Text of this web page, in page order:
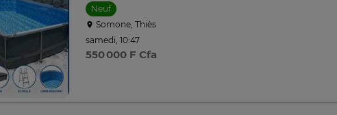
Neuf
Somone, Thiès
samedi, 10:47
550 000 F Cfa